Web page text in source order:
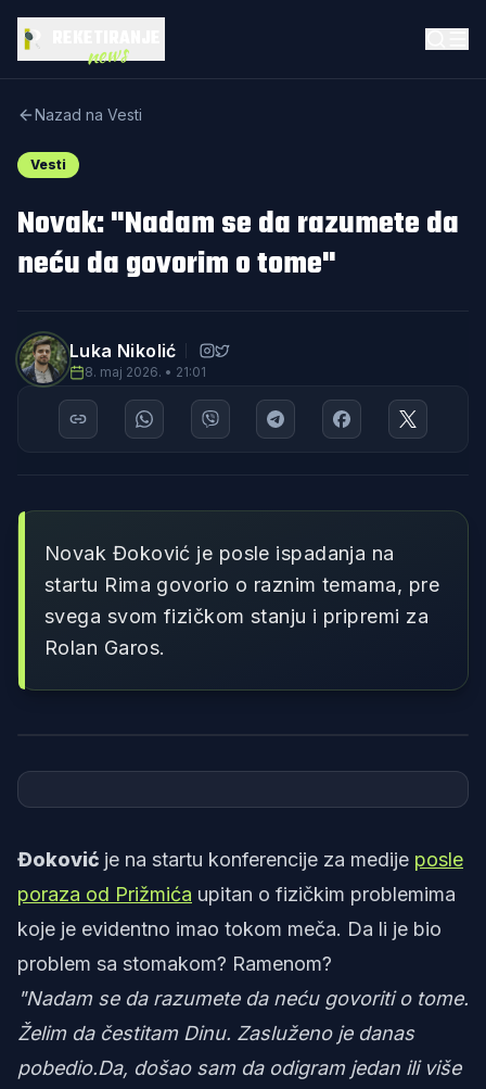
news
Nazad na Vesti
Vesti
Novak: "Nadam se da razumete da
neću da govorim o tome"
Luka Nikolić
8. maj 2026. • 21:01
Novak Đoković je posle ispadanja na
startu Rima govorio o raznim temama, pre
svega svom fizičkom stanju i pripremi za
Rolan Garos.
Đoković je na startu konferencije za medije posle
poraza od Prižmića upitan o fizičkim problemima
koje je evidentno imao tokom meča. Da li je bio
problem sa stomakom? Ramenom?
"Nadam se da razumete da neću govoriti o tome.
Želim da čestitam Dinu. Zasluženo je danas
pobedio.Da, došao sam da odigram jedan ili više